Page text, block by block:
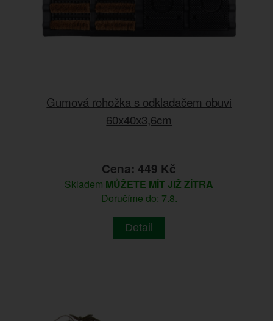
Gumová rohožka s odkladačem obuvi
60x40x3,6cm
Cena: 449 Kč
Skladem MŮŽETE MÍT JIŽ ZÍTRA
Doručíme do: 7.8.
Detail